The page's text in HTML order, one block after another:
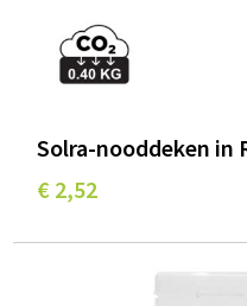
Solra-nooddeken in
€ 2,52